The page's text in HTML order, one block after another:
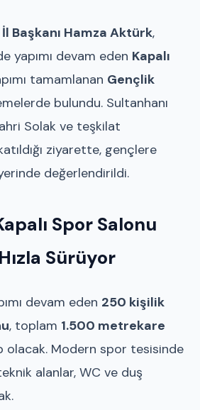
Başkanı Hamza Aktürk,
yapımı devam eden Kapalı
tamamlanan Gençlik
bulundu. Sultanhanı
Solak ve teşkilat
ziyarette, gençlere
değerlendirildi.
Spor Salonu
Sürüyor
devam eden 250 kişilik
, toplam 1.500 metrekare
olacak. Modern spor tesisinde
alanlar, WC ve duş